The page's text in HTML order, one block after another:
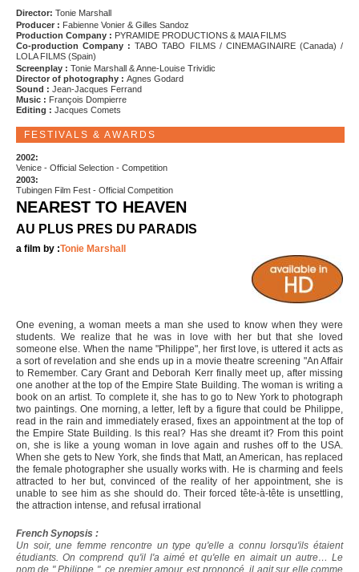
Director: Tonie Marshall
Producer : Fabienne Vonier & Gilles Sandoz
Production Company : PYRAMIDE PRODUCTIONS & MAIA FILMS
Co-production Company :TABO TABO FILMS / CINEMAGINAIRE (Canada) /
LOLA FILMS (Spain)
Screenplay : Tonie Marshall & Anne-Louise Trividic
Director of photography : Agnes Godard
Sound : Jean-Jacques Ferrand
Music : François Dompierre
Editing : Jacques Comets
FESTIVALS & AWARDS
2002:
Venice - Official Selection - Competition
2003:
Tubingen Film Fest - Official Competition
NEAREST TO HEAVEN
AU PLUS PRES DU PARADIS
a film by :Tonie Marshall
One evening, a woman meets a man she used to know when they were
students. We realize that he was in love with her but that she loved
someone else. When the name "Philippe", her first love, is uttered it acts as
a sort of revelation and she ends up in a movie theatre screening "An Affair
to Remember. Cary Grant and Deborah Kerr finally meet up, after missing
one another at the top of the Empire State Building. The woman is writing a
book on an artist. To complete it, she has to go to New York to photograph
two paintings. One morning, a letter, left by a figure that could be Philippe,
read in the rain and immediately erased, fixes an appointment at the top of
the Empire State Building. Is this real? Has she dreamt it? From this point
on, she is like a young woman in love again and rushes off to the USA.
When she gets to New York, she finds that Matt, an American, has replaced
the female photographer she usually works with. He is charming and feels
attracted to her but, convinced of the reality of her appointment, she is
unable to see him as she should do. Their forced tête-à-tête is unsettling,
the attraction intense, and refusal irrational
French Synopsis :
Un soir, une femme rencontre un type qu'elle a connu lorsqu'ils étaient
étudiants. On comprend qu'il l'a aimé et qu'elle en aimait un autre… Le